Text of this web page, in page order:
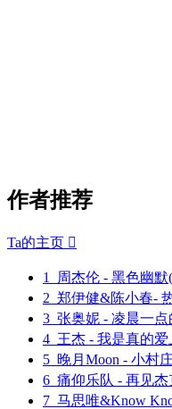
作者推荐
Ta的主页 
1 周杰伦 - 黑色幽
2 郑伊健&陈小春-
3 张奥妮 - 凌晨一点
4 王杰 - 我是真的爱
5 晚月Moon - 小村
6 痛仰乐队 - 再见杰
7 马思唯&Know